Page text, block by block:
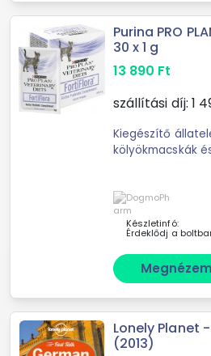
Purina PRO
30 x 1 g
13 890 Ft
szállítási díj: 1
Kiegészítő
kölyökmacskák
támogatására.
mennyiségű (5 x
Készletinfó:
Érdeklődj a
Megnézem
Lonely Planet
(2013)